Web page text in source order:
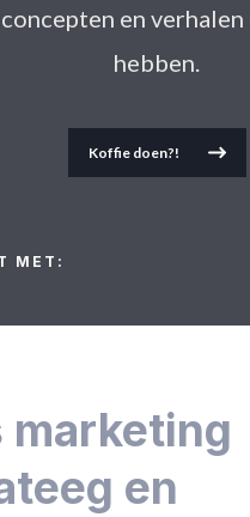
en
hebben.
Koffie doen?!
MET:​
marketing
en